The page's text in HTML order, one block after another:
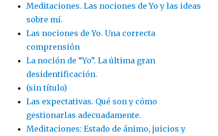
Meditaciones. Las nociones de Yo y las ideas
sobre mí.
Las nociones de Yo. Una correcta
comprensión
La noción de “Yo”. La última gran
desidentificación.
(sin título)
Las expectativas. Qué son y cómo
gestionarlas adecuadamente.
Meditaciones: Estado de ánimo, juicios y